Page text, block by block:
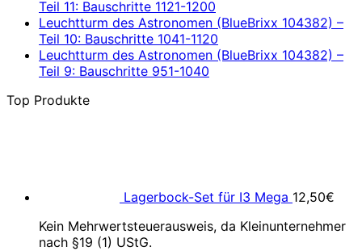
Teil 11: Bauschritte 1121-1200
Leuchtturm des Astronomen (BlueBrixx 104382) –
Teil 10: Bauschritte 1041-1120
Leuchtturm des Astronomen (BlueBrixx 104382) –
Teil 9: Bauschritte 951-1040
Top Produkte
Lagerbock-Set für I3 Mega 12,50€
Kein Mehrwertsteuerausweis, da Kleinunternehmer
nach §19 (1) UStG.